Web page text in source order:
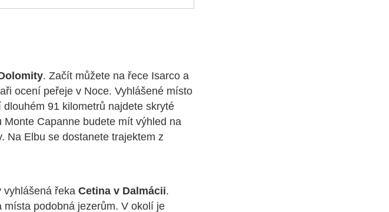
. Začít můžete na řece Isarco a
ocení peřeje v Noce. Vyhlášené místo
91 kilometrů najdete skryté
Capanne budete mít výhled na
Na Elbu se dostanete trajektem z
vyhlášená řeka Cetina v Dalmácii.
podobná jezerům. V okolí je